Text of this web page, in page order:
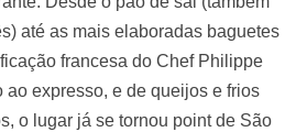
até as mais elaboradas baguetes
francesa do Chef Philippe
ao expresso, e de queijos e frios
o lugar já se tornou point de São